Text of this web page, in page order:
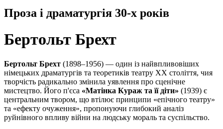
Проза і драматургія 30-х років
Бертольт Брехт
Бертольт Брехт (1898–1956) — один із найвпливовіших
німецьких драматургів та теоретиків театру XX століття, чия
творчість радикально змінила уявлення про сценічне
мистецтво. Його п'єса «Матінка Кураж та її діти» (1939) є
центральним твором, що втілює принципи «епічного театру»
та «ефекту очуження», пропонуючи глибокий аналіз
руйнівного впливу війни на людську мораль та суспільство.